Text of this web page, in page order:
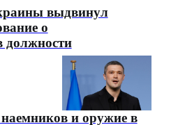
выдвинул
о
должности
и оружие в